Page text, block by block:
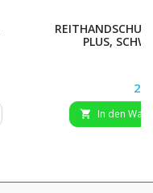
PLUS,
 In den